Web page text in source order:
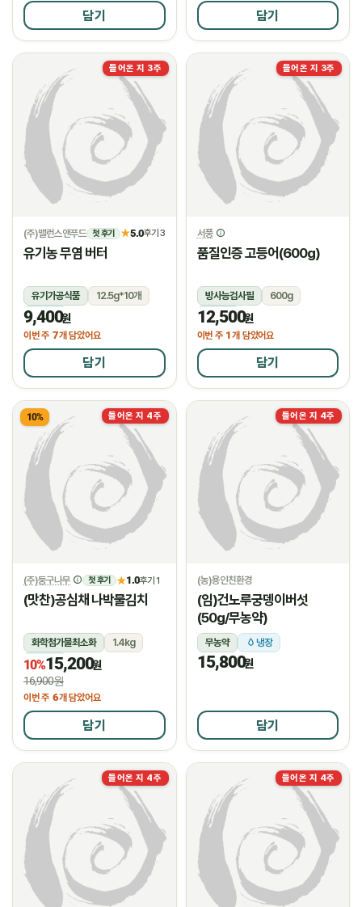
담기 담기
들어온 지 3주
(주)밸런스앤푸드 첫 후기 ★5.0후기 3
유기농 무염 버터
유기가공식품
12.5g*10개
냉장
9,400원
이번 주 7개 담았어요
담기
들어온 지 3주
서풍
품질인증 고등어(600g)
방사능검사필
600g
냉동
12,500원
이번 주 1개 담았어요
담기
들어온 지 4주
10%
(주)둥구나무 첫 후기 ★1.0후기 1
(맛찬)공심채 나박물김치
화학첨가물최소화
1.4kg
냉장
10%15,200원
16,900원
이번 주 6개 담았어요
담기
들어온 지 4주
(농)용인친환경
(임)건노루궁뎅이버섯
(50g/무농약)
무농약 냉장
15,800원
담기
들어온 지 4주 들어온 지 4주